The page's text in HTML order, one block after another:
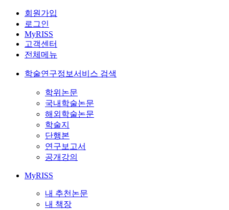
회원가입
로그인
MyRISS
고객센터
전체메뉴
학술연구정보서비스 검색
학위논문
국내학술논문
해외학술논문
학술지
단행본
연구보고서
공개강의
MyRISS
내 추천논문
내 책장